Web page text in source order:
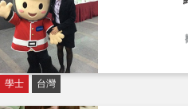
學士 台灣